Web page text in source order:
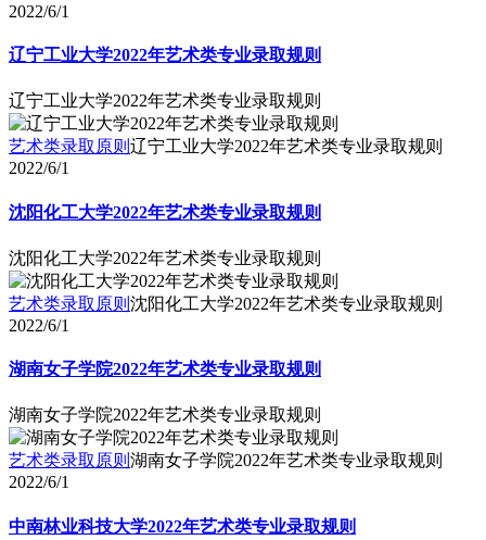
2022/6/1
辽宁工业大学2022年艺术类专业录取规则
辽宁工业大学2022年艺术类专业录取规则
艺术类录取原则 辽宁工业大学2022年艺术类专业录取规则
2022/6/1
沈阳化工大学2022年艺术类专业录取规则
沈阳化工大学2022年艺术类专业录取规则
艺术类录取原则 沈阳化工大学2022年艺术类专业录取规则
2022/6/1
湖南女子学院2022年艺术类专业录取规则
湖南女子学院2022年艺术类专业录取规则
艺术类录取原则 湖南女子学院2022年艺术类专业录取规则
2022/6/1
中南林业科技大学2022年艺术类专业录取规则